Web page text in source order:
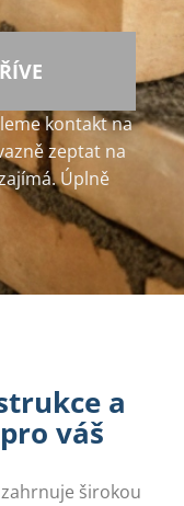
kontakt na
zeptat na
Úplně
a
váš
širokou